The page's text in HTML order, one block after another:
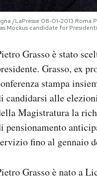
/LaPresse 08-01-2013 Roma
Mockus candidate for
Grasso è stato
Grasso, ex
stampa
candidarsi alle
Magistratura la
pensionamento
fino al gennaio
Grasso è nato a